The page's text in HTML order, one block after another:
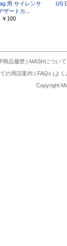
用 サイレンサ
ザートカ...
￥100
US
商品履歴 | MASHについて
の用語案内 | FAQs (よ
Copyright